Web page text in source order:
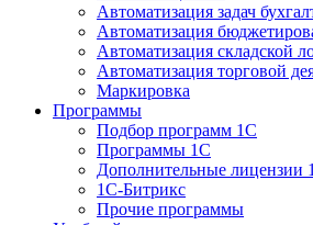
Автоматизация задач
Автоматизация
Автоматизация складской
Автоматизация торговой
Маркировка
Программы
Подбор программ 1С
Программы 1С
Дополнительные лицензии
1С-Битрикс
Прочие программы